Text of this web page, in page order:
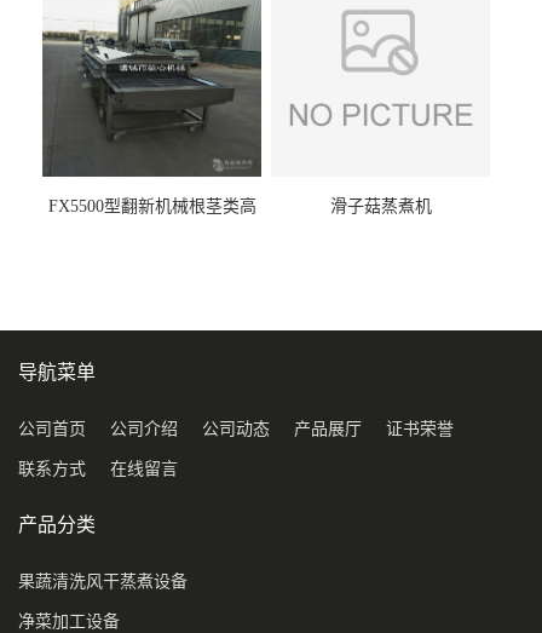
FX5500型翻新机械根茎类高
滑子菇蒸煮机
导航菜单
公司首页 公司介绍 公司动态 产品展厅 证书荣誉
联系方式 在线留言
产品分类
果蔬清洗风干蒸煮设备
净菜加工设备